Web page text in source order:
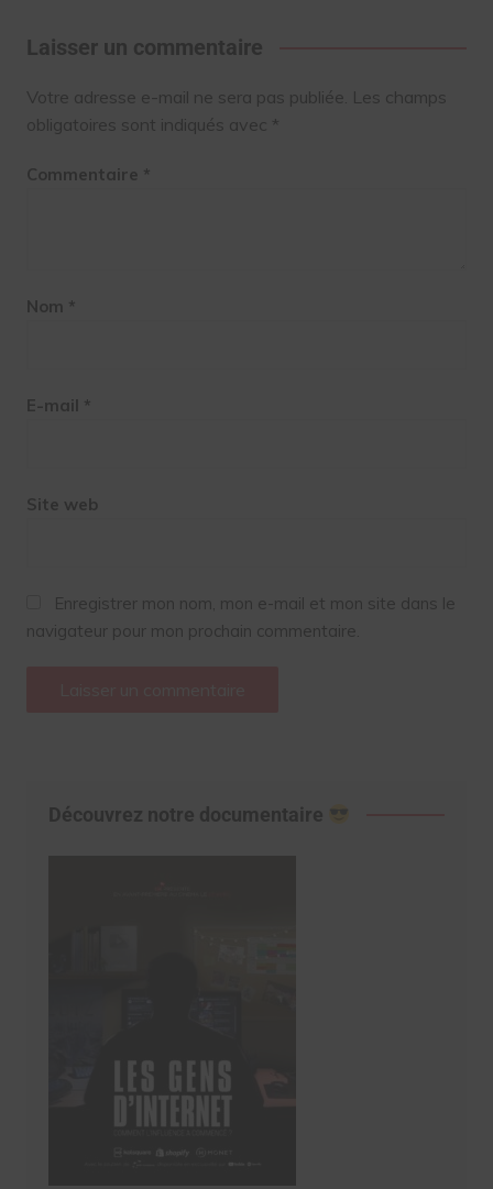
Laisser un commentaire
Votre adresse e-mail ne sera pas publiée. Les champs
obligatoires sont indiqués avec *
Commentaire *
Nom *
E-mail *
Site web
Enregistrer mon nom, mon e-mail et mon site dans le
navigateur pour mon prochain commentaire.
Découvrez notre documentaire